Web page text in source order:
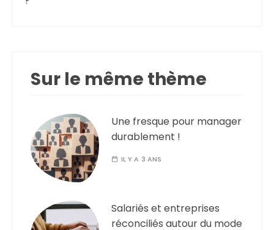
Sur le même thème
Une fresque pour manager
durablement !
IL Y A 3 ANS
Salariés et entreprises
réconciliés autour du mode